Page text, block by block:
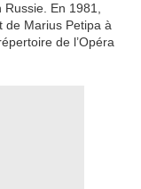
En 1981,
de Marius Petipa à
de l’Opéra